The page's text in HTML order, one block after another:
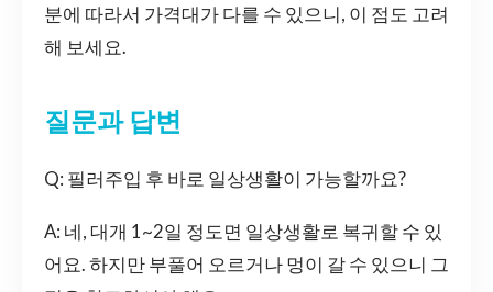
분에 따라서 가격대가 다를 수 있으니, 이 점도 고려
해 보세요.
질문과 답변
Q: 필러주입 후 바로 일상생활이 가능할까요?
A: 네, 대개 1~2일 정도면 일상생활로 복귀할 수 있
어요. 하지만 부풀어 오르거나 멍이 갈 수 있으니 그